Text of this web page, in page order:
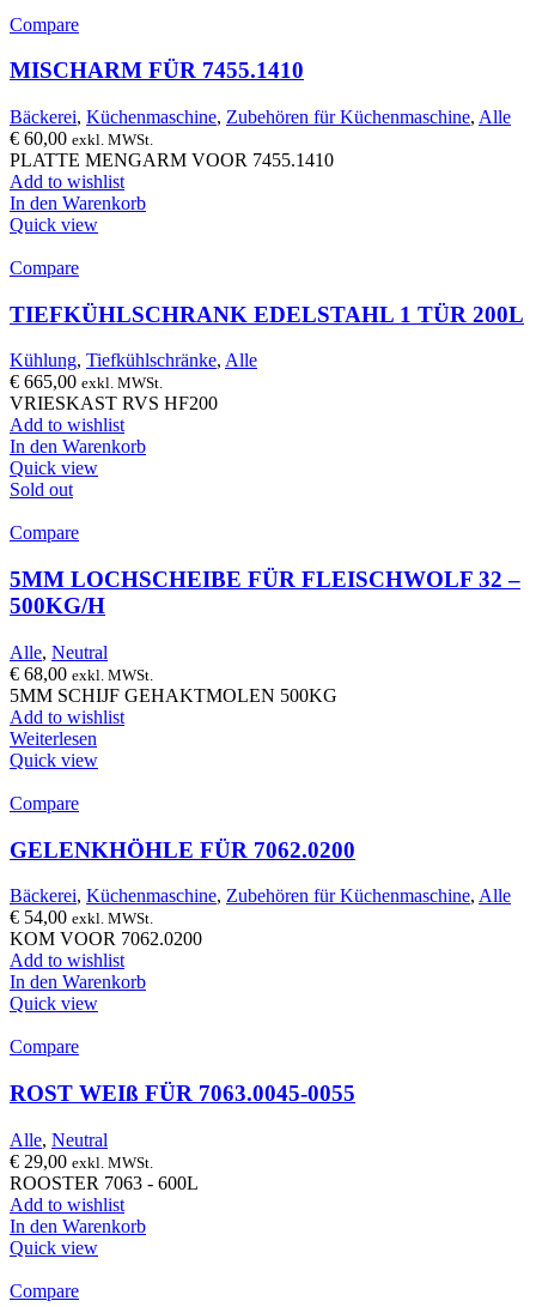
Compare
MISCHARM FÜR 7455.1410
Bäckerei, Küchenmaschine, Zubehören für Küchenmaschine, Alle
€ 60,00 exkl. MWSt.
PLATTE MENGARM VOOR 7455.1410
Add to wishlist
In den Warenkorb
Quick view
Compare
TIEFKÜHLSCHRANK EDELSTAHL 1 TÜR 200L
Kühlung, Tiefkühlschränke, Alle
€ 665,00 exkl. MWSt.
VRIESKAST RVS HF200
Add to wishlist
In den Warenkorb
Quick view
Sold out
Compare
5MM LOCHSCHEIBE FÜR FLEISCHWOLF 32 –
500KG/H
Alle, Neutral
€ 68,00 exkl. MWSt.
5MM SCHIJF GEHAKTMOLEN 500KG
Add to wishlist
Weiterlesen
Quick view
Compare
GELENKHÖHLE FÜR 7062.0200
Bäckerei, Küchenmaschine, Zubehören für Küchenmaschine, Alle
€ 54,00 exkl. MWSt.
KOM VOOR 7062.0200
Add to wishlist
In den Warenkorb
Quick view
Compare
ROST WEIß FÜR 7063.0045-0055
Alle, Neutral
€ 29,00 exkl. MWSt.
ROOSTER 7063 - 600L
Add to wishlist
In den Warenkorb
Quick view
Compare